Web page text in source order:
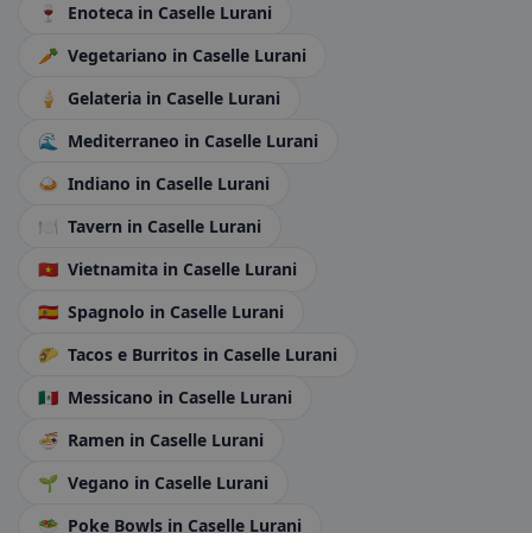
🍷
Enoteca in Caselle Lurani
🥕 Vegetariano in Caselle Lurani
🍦
Gelateria in Caselle Lurani
🌊
Mediterraneo in Caselle Lurani
🍛 Indiano in Caselle Lurani
🍽️ Tavern in Caselle Lurani
🇻🇳 Vietnamita in Caselle Lurani
🇪🇸 Spagnolo in Caselle Lurani
🌮 Tacos e Burritos in Caselle Lurani
🇲🇽 Messicano in Caselle Lurani
🍜 Ramen in Caselle Lurani
🌱 Vegano in Caselle Lurani
🥗 Poke Bowls in Caselle Lurani